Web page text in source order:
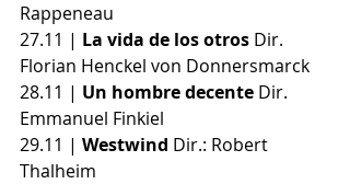
Rappeneau
27.11 | La vida de los otros Dir.
Florian Henckel von Donnersmarck
28.11 | Un hombre decente Dir.
Emmanuel Finkiel
29.11 | Westwind Dir.: Robert
Thalheim